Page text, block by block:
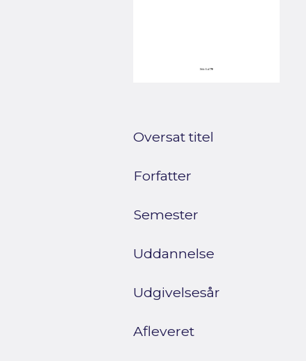
Oversat titel
Forfatter
Semester
Uddannelse
Udgivelsesår
Afleveret